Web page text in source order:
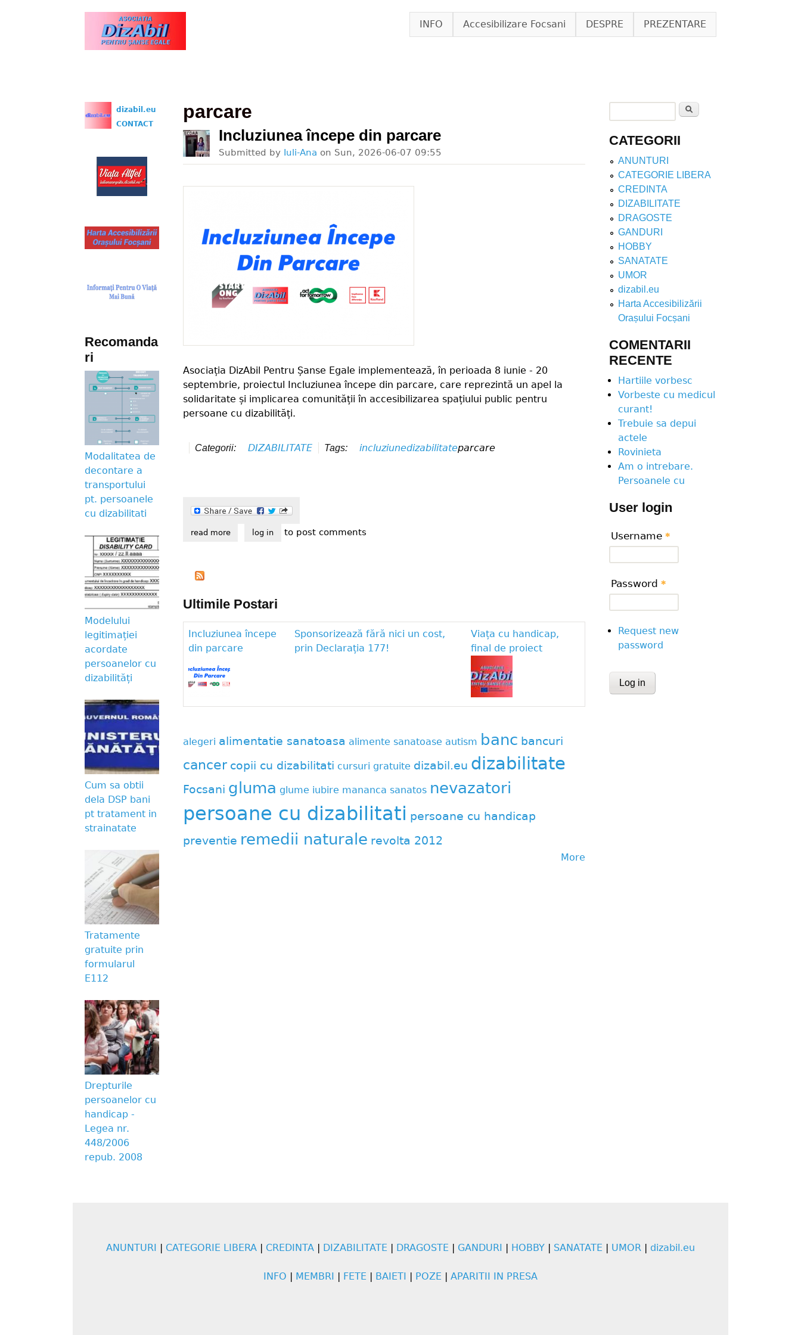
Skip to main content
www.dizabil.eu INFO Accesibilizare Focsani DESPRE PREZENTARE
parcare
Incluziunea începe din parcare
Submitted by Iuli-Ana on Sun, 2026-06-07 09:55
Asociația DizAbil Pentru Șanse Egale implementează, în perioada 8 iunie - 20
septembrie, proiectul Incluziunea începe din parcare, care reprezintă un apel la
solidaritate și implicarea comunității în accesibilizarea spațiului public pentru
persoane cu dizabilități.
Categorii: DIZABILITATE Tags: incluziunedizabilitateparcare
read moreabout incluziunea începe din parcare
log in to post comments
Ultimile Postari
Incluziunea începe
din parcare
Sponsorizează fără nici un cost,
prin Declarația 177!
Viața cu handicap,
final de proiect
alegeri alimentatie sanatoasa alimente sanatoase autism banc bancuri
cancer copii cu dizabilitati cursuri gratuite dizabil.eu dizabilitate
Focsani gluma glume iubire mananca sanatos nevazatori
persoane cu dizabilitati persoane cu handicap
preventie remedii naturale revolta 2012
More
dizabil.eu
CONTACT
Recomanda
ri
Modalitatea de
decontare a
transportului
pt. persoanele
cu dizabilitati
Modelului
legitimației
acordate
persoanelor cu
dizabilități
Cum sa obtii
dela DSP bani
pt tratament in
strainatate
Tratamente
gratuite prin
formularul
E112
Drepturile
persoanelor cu
handicap -
Legea nr.
448/2006
repub. 2008
Search form
CATEGORII
ANUNTURI
CATEGORIE LIBERA
CREDINTA
DIZABILITATE
DRAGOSTE
GANDURI
HOBBY
SANATATE
UMOR
dizabil.eu
Harta Accesibilizării
Orașului Focșani
COMENTARII
RECENTE
Hartiile vorbesc
Vorbeste cu medicul
curant!
Trebuie sa depui
actele
Rovinieta
Am o intrebare.
Persoanele cu
User login
Username *
Password *
Request new
password
CAPTCHA
ANUNTURI CATEGORIE LIBERA CREDINTA DIZABILITATE DRAGOSTE GANDURI HOBBY SANATATE UMOR dizabil.eu
INFO MEMBRI FETE BAIETI POZE APARITII IN PRESA